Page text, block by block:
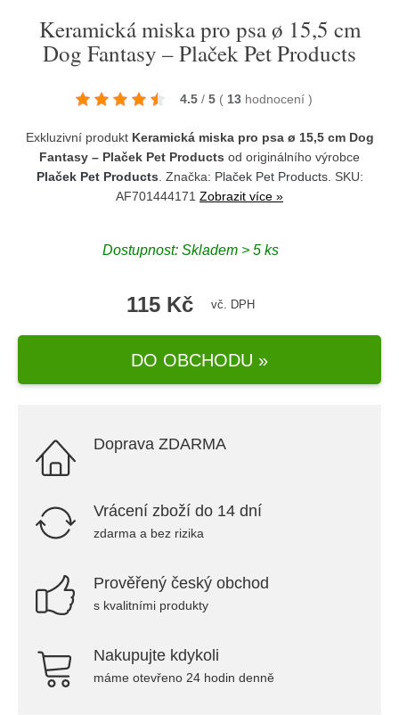
Keramická miska pro psa ø 15,5 cm
Dog Fantasy – Plaček Pet Products
4.5 / 5 ( 13 hodnocení )
Exkluzivní produkt Keramická miska pro psa ø 15,5 cm Dog
Fantasy – Plaček Pet Products od originálního výrobce
Plaček Pet Products . Značka: Plaček Pet Products. SKU:
AF701444171 Zobrazit více »
Dostupnost: Skladem > 5 ks
115 Kč vč. DPH
DO OBCHODU »
Doprava ZDARMA
Vrácení zboží do 14 dní
zdarma a bez rizika
Prověřený český obchod
s kvalitními produkty
Nakupujte kdykoli
máme otevřeno 24 hodin denně